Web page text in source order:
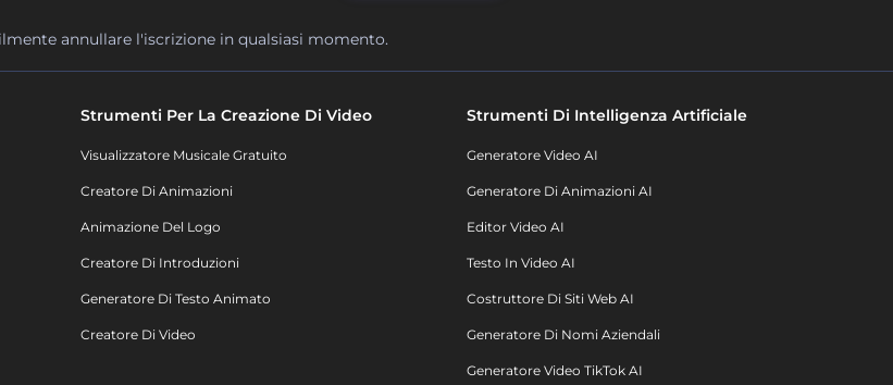
annullare l'iscrizione in qualsiasi momento.
Strumenti Per La Creazione Di Video
Visualizzatore Musicale Gratuito
Creatore Di Animazioni
Animazione Del Logo
Creatore Di Introduzioni
Generatore Di Testo Animato
Creatore Di Video
Strumenti Di Intelligenza Artificiale
Generatore Video AI
Generatore Di Animazioni AI
Editor Video AI
Testo In Video AI
Costruttore Di Siti Web AI
Generatore Di Nomi Aziendali
Generatore Video TikTok AI